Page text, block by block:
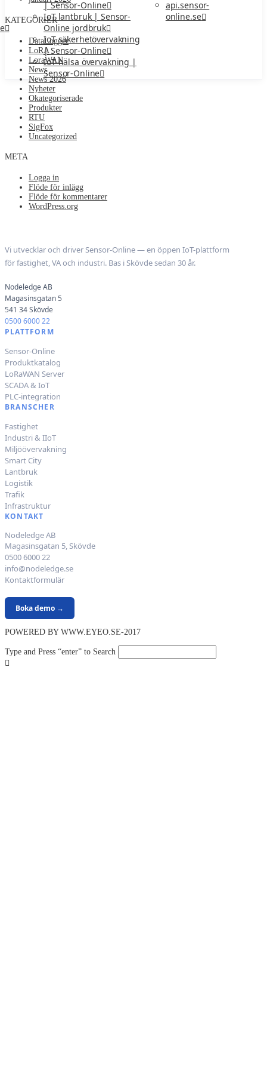
| Sensor-Online
IoT lantbruk | Sensor-
Online jordbruk
IoT säkerhetövervakning
| Sensor-Online
IoT hälsa övervakning |
Sensor-Online
api.sensor-
online.se
KATEGORIER
DataLogger
LoRA
LoraWAN
News
News 2026
Nyheter
Okategoriserade
Produkter
RTU
SigFox
Uncategorized
META
Logga in
Flöde för inlägg
Flöde för kommentarer
WordPress.org
Vi utvecklar och driver Sensor-Online — en öppen IoT-plattform
för fastighet, VA och industri. Bas i Skövde sedan 30 år.
Nodeledge AB
Magasinsgatan 5
541 34 Skövde
0500 6000 22
PLATTFORM
Sensor-Online
Produktkatalog
LoRaWAN Server
SCADA & IoT
PLC-integration
BRANSCHER
Fastighet
Industri & IIoT
Miljöövervakning
Smart City
Lantbruk
Logistik
Trafik
Infrastruktur
KONTAKT
Nodeledge AB
Magasinsgatan 5, Skövde
0500 6000 22
info@nodeledge.se
Kontaktformulär
Boka demo →
POWERED BY WWW.EYEO.SE-2017
Type and Press “enter” to Search